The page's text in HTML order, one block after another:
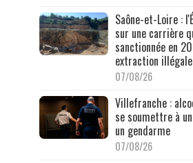
Saône-et-Loire :
sur une carrière
sanctionnée en
extraction illégale
07/08/26
Villefranche :
se soumettre à
un gendarme
07/08/26